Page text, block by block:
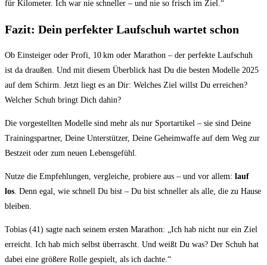
für Kilometer. Ich war nie schneller – und nie so frisch im Ziel.“
Fazit: Dein perfekter Laufschuh wartet schon
Ob Einsteiger oder Profi, 10 km oder Marathon – der perfekte Laufschuh
ist da draußen. Und mit diesem Überblick hast Du die besten Modelle 2025
auf dem Schirm. Jetzt liegt es an Dir: Welches Ziel willst Du erreichen?
Welcher Schuh bringt Dich dahin?
Die vorgestellten Modelle sind mehr als nur Sportartikel – sie sind Deine
Trainingspartner, Deine Unterstützer, Deine Geheimwaffe auf dem Weg zur
Bestzeit oder zum neuen Lebensgefühl.
Nutze die Empfehlungen, vergleiche, probiere aus – und vor allem: lauf
los . Denn egal, wie schnell Du bist – Du bist schneller als alle, die zu Hause
bleiben.
Tobias (41) sagte nach seinem ersten Marathon: „Ich hab nicht nur ein Ziel
erreicht. Ich hab mich selbst überrascht. Und weißt Du was? Der Schuh hat
dabei eine größere Rolle gespielt, als ich dachte.“